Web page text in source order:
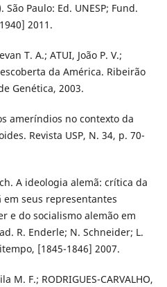
Paulo: Ed. UNESP; Fund.
2011.
T. A.; ATUI, João P. V.;
da América. Ribeirão
Genética, 2003.
ameríndios no contexto da
Revista USP, N. 34, p. 70-
A ideologia alemã: crítica da
seus representantes
e do socialismo alemão em
R. Enderle; N. Schneider; L.
[1845-1846] 2007.
M. F.; RODRIGUES-CARVALHO,